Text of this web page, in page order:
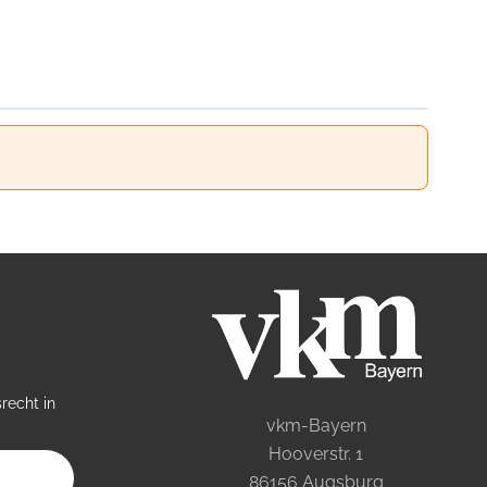
in
vkm-Bayern
Hooverstr. 1
86156 Augsburg